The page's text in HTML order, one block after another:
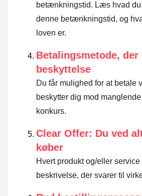
betænkningstid. Læs hvad
denne betænkningstid, og
loven er.
Betalingsmetode,
beskyttelse
Du får mulighed for at betale
beskytter dig mod
konkurs.
Clear Offer: Du ved
køber
Hvert produkt og/eller
beskrivelse, der svarer til